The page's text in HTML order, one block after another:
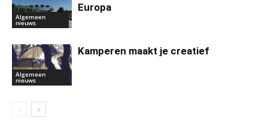
Algemeen
nieuws
Europa
Algemeen
nieuws
Kamperen maakt je creatief